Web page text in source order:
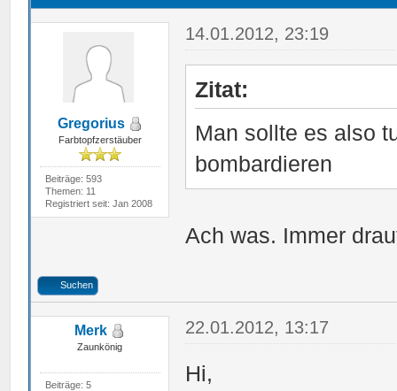
Gregorius
Farbtopfzerstäuber
Beiträge: 593
Themen: 11
Registriert seit: Jan 2008
14.01.2012, 23:19
Zitat:
Man sollte es also
bombardieren
Ach was. Immer
Suchen
Merk
Zaunkönig
Beiträge: 5
22.01.2012, 13:17
Hi,